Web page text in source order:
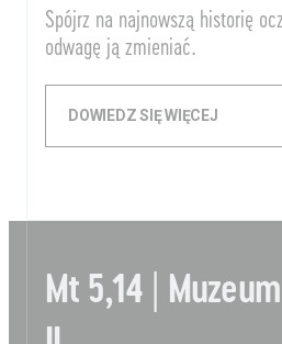
Spójrz na najnowszą historię
odwagę ją zmieniać.
DOWIEDZ SIĘ WIĘCEJ
Mt 5,14 |